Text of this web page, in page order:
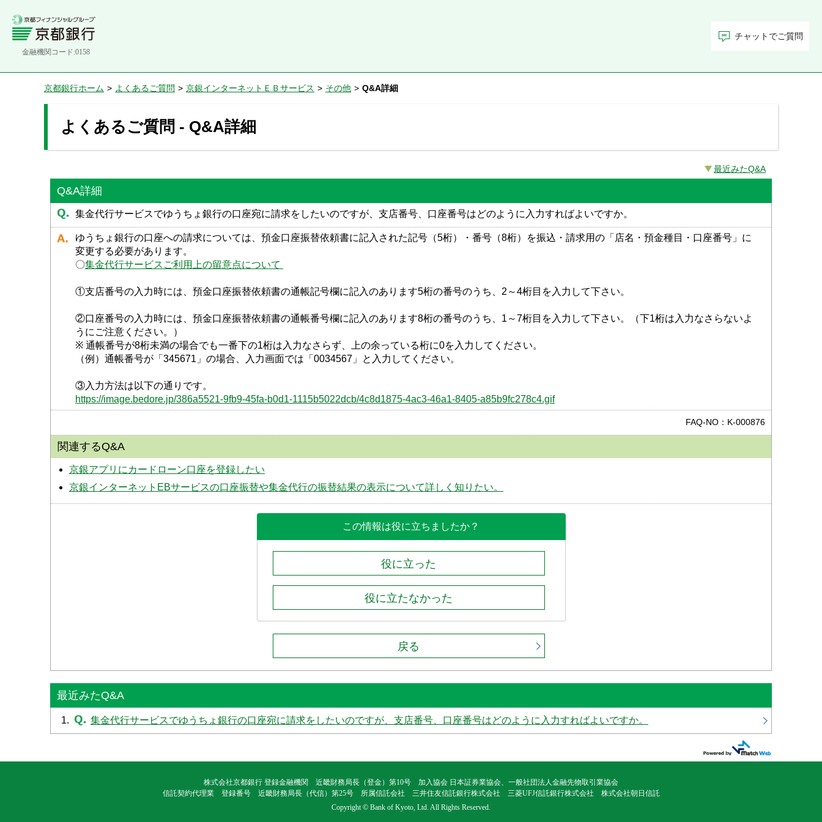
金融機関コード:0158
チャットでご質問
京都銀行ホーム > よくあるご質問 > 京銀インターネットＥＢサービス > その他 > Q&A詳細
よくあるご質問 - Q&A詳細
最近みたQ&A
Q&A詳細
集金代行サービスでゆうちょ銀行の口座宛に請求をしたいのですが、支店番号、口座番号はどのように入力すればよいですか。
ゆうちょ銀行の口座への請求については、預金口座振替依頼書に記入された記号（5桁）・番号（8桁）を振込・請求用の「店名・預金種目・口座番号」に
変更する必要があります。
〇集金代行サービスご利用上の留意点について
①支店番号の入力時には、預金口座振替依頼書の通帳記号欄に記入のあります5桁の番号のうち、2～4桁目を入力して下さい。
②口座番号の入力時には、預金口座振替依頼書の通帳番号欄に記入のあります8桁の番号のうち、1～7桁目を入力して下さい。（下1桁は入力なさらないよ
うにご注意ください。）
※ 通帳番号が8桁未満の場合でも一番下の1桁は入力なさらず、上の余っている桁に0を入力してください。
（例）通帳番号が「345671」の場合、入力画面では「0034567」と入力してください。
③入力方法は以下の通りです。
https://image.bedore.jp/386a5521-9fb9-45fa-b0d1-1115b5022dcb/4c8d1875-4ac3-46a1-8405-a85b9fc278c4.gif
FAQ-NO：K-000876
関連するQ&A
京銀アプリにカードローン口座を登録したい
京銀インターネットEBサービスの口座振替や集金代行の振替結果の表示について詳しく知りたい。
この情報は役に立ちましたか？
役に立った
役に立たなかった
戻る
最近みたQ&A
1. 集金代行サービスでゆうちょ銀行の口座宛に請求をしたいのですが、支店番号、口座番号はどのように入力すればよいですか。
株式会社京都銀行 登録金融機関 近畿財務局長（登金）第10号 加入協会 日本証券業協会、一般社団法人金融先物取引業協会
信託契約代理業 登録番号 近畿財務局長（代信）第25号 所属信託会社 三井住友信託銀行株式会社 三菱UFJ信託銀行株式会社 株式会社朝日信託
Copyright © Bank of Kyoto, Ltd. All Rights Reserved.